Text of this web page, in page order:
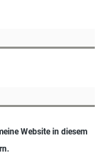
Website in diesem